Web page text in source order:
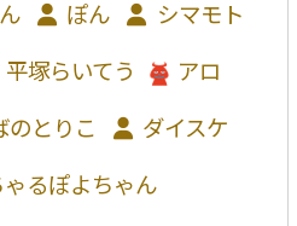
ぽん シマモト
平塚らいてう アロ
のとりこ ダイスケ
るぽよちゃん